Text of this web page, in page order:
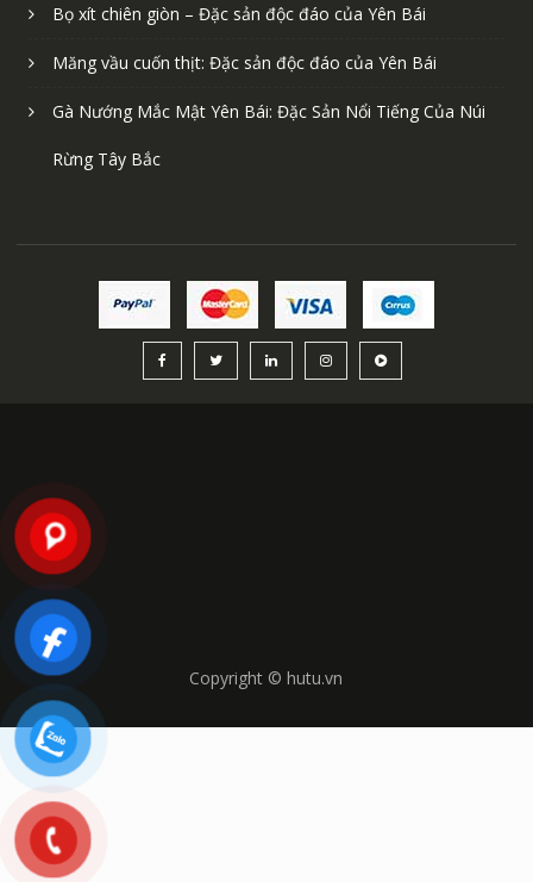
Bọ xít chiên giòn – Đặc sản độc đáo của Yên Bái
Măng vầu cuốn thịt: Đặc sản độc đáo của Yên Bái
Gà Nướng Mắc Mật Yên Bái: Đặc Sản Nổi Tiếng Của Núi
Rừng Tây Bắc
Copyright © hutu.vn